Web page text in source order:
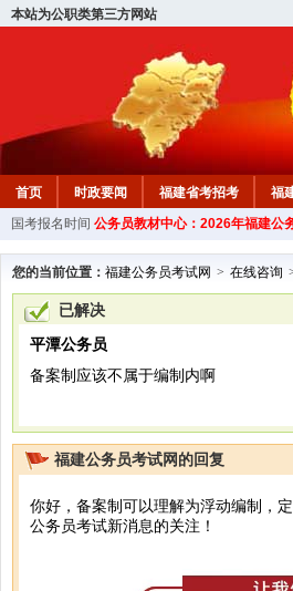
本站为公职类第三方网站
首页 时政要闻 福建省考招考 福
教材中心
国考报名时间 公务员教材中心：2026年福建公
您的当前位置： 福建公务员考试网 > 在线咨询
已解决
平潭公务员
备案制应该不属于编制内啊
福建公务员考试网的回复
你好，备案制可以理解为浮动编制，
公务员考试新消息的关注！